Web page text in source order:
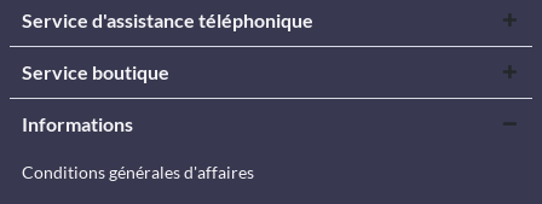
Service d'assistance téléphonique
Service boutique
Informations
Conditions générales d'affaires